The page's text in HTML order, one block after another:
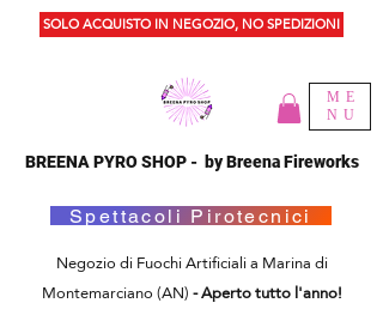
ME
NU
BREENA PYRO SHOP - by Breena Fireworks
Spettacoli Pirotecnici
Negozio di Fuochi Artificiali a Marina di
Montemarciano (AN)- Aperto tutto l'anno!
SOLO ACQUISTO IN NEGOZIO, NO SPEDIZIONI